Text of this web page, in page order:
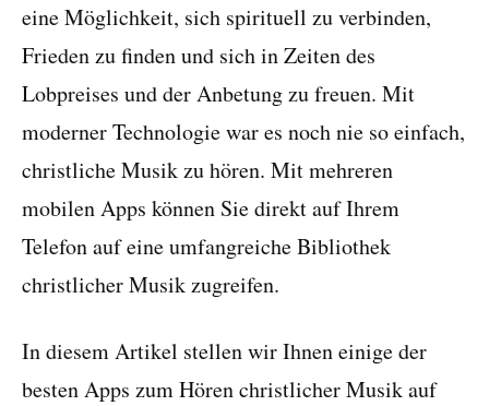
eine Möglichkeit, sich spirituell zu verbinden,
Frieden zu finden und sich in Zeiten des
Lobpreises und der Anbetung zu freuen. Mit
moderner Technologie war es noch nie so einfach,
christliche Musik zu hören. Mit mehreren
mobilen Apps können Sie direkt auf Ihrem
Telefon auf eine umfangreiche Bibliothek
christlicher Musik zugreifen.
In diesem Artikel stellen wir Ihnen einige der
besten Apps zum Hören christlicher Musik auf